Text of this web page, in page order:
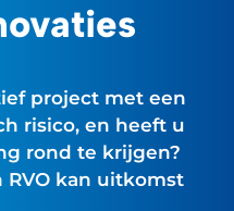
project met een
risico, en heeft u
rond te krijgen?
kan uitkomst